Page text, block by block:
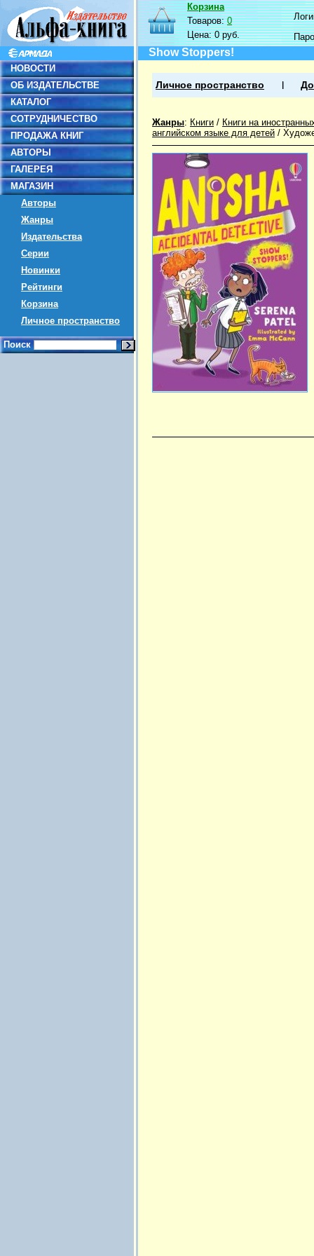
НОВОСТИ
ОБ ИЗДАТЕЛЬСТВЕ
КАТАЛОГ
СОТРУДНИЧЕСТВО
ПРОДАЖА КНИГ
АВТОРЫ
ГАЛЕРЕЯ
МАГАЗИН
Авторы
Жанры
Издательства
Серии
Новинки
Рейтинги
Корзина
Личное пространство
Поиск
Корзина
Товаров:0
Цена:0 руб.
Show Stoppers!
Личное пространство
Жанры: Книги / Книги на
английском языке для детей /